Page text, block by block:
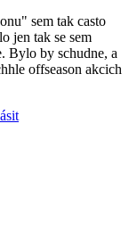
sem tak casto
jen tak se sem
Bylo by schudne, a
offseason akcich